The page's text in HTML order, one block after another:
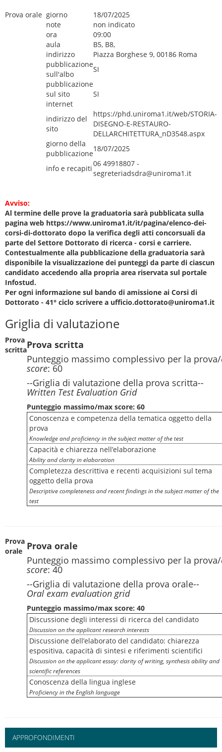
Prova orale giorno
18/07/2025
note
non indicato
ora
09:00
aula
B5, B8,
indirizzo
Piazza Borghese 9, 00186 Roma
pubblicazione
sull'albo
SI
pubblicazione
sul sito
internet
SI
indirizzo del
sito
https://phd.uniroma1.it/web/STORIA-
DISEGNO-E-RESTAURO-
DELLARCHITETTURA_nD3548.aspx
giorno della
pubblicazione
18/07/2025
info e recapiti
06 49918807 -
segreteriadsdra@uniroma1.it
Avviso:
Al termine delle prove la graduatoria sarà pubblicata sulla
pagina web https://www.uniroma1.it/it/pagina/elenco-dei-
corsi-di-dottorato dopo la verifica degli atti concorsuali da
parte del Settore Dottorato di ricerca - corsi e carriere.
Contestualmente alla pubblicazione della graduatoria sarà
disponibile la visualizzazione dei punteggi da parte di ciascun
candidato accedendo alla propria area riservata sul portale
Infostud.
Per ogni informazione sul bando di amissione ai Corsi di
Dottorato - 41° ciclo scrivere a ufficio.dottorato@uniroma1.it
Griglia di valutazione
Prova
scrittaProva scritta
Punteggio massimo complessivo per la prova/
score: 60
--Griglia di valutazione della prova scritta--
Written Test Evaluation Grid
Punteggio massimo/max score: 60
Conoscenza e competenza della tematica oggetto della
prova
Knowledge and proficiency in the subject matter of the test
Capacità e chiarezza nell’elaborazione
Ability and clarity in elaboration
Completezza descrittiva e recenti acquisizioni sul tema
oggetto della prova
Descriptive completeness and recent findings in the subject matter of the
test
Prova
orale Prova orale
Punteggio massimo complessivo per la prova/
score: 40
--Griglia di valutazione della prova orale--
Oral exam evaluation grid
Punteggio massimo/max score: 40
Discussione degli interessi di ricerca del candidato
Discussion on the applicant research interests
Discussione dell’elaborato del candidato: chiarezza
espositiva, capacità di sintesi e riferimenti scientifici
Discussion on the applicant essay: clarity of writing, synthesis ability and
scientific references
Conoscenza della lingua inglese
Proficiency in the English language
APPROFONDIMENTI